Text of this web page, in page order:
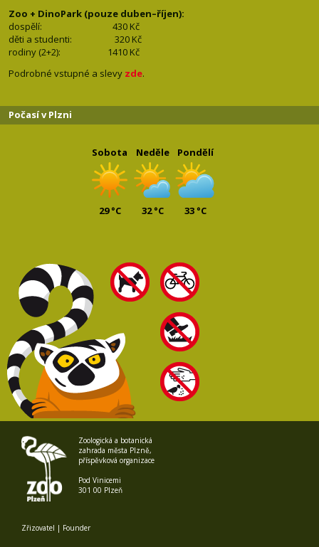
Zoo + DinoPark (pouze duben–říjen):
dospělí: 430 Kč
děti a studenti: 320 Kč
rodiny (2+2): 1410 Kč
Podrobné vstupné a slevy zde.
Počasí v Plzni
Sobota
29 °C
Neděle
32 °C
Pondělí
33 °C
Zoologická a botanická
zahrada města Plzně,
příspěvková organizace
Pod Vinicemi
301 00 Plzeň
Zřizovatel | Founder